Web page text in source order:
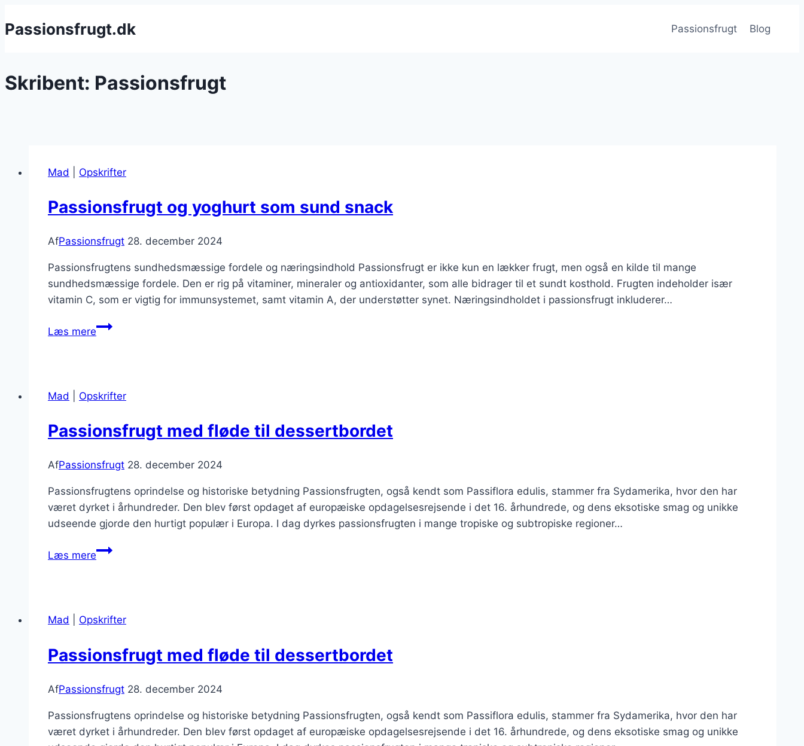
til
Passionsfrugt.dk Passionsfrugt Blog
Skribent: Passionsfrugt
Mad Opskrifter
Passionsfrugt og yoghurt som sund snack
AfPassionsfrugt 28. december 2024
Passionsfrugtens sundhedsmæssige fordele og næringsindhold Passionsfrugt er ikke kun en lækker frugt, men også en kilde til mange
sundhedsmæssige fordele. Den er rig på vitaminer, mineraler og antioxidanter, som alle bidrager til et sundt kosthold. Frugten indeholder især
vitamin C, som er vigtig for immunsystemet, samt vitamin A, der understøtter synet. Næringsindholdet i passionsfrugt inkluderer…
Læs merePassionsfrugt
sund
Mad Opskrifter
Passionsfrugt med fløde til dessertbordet
AfPassionsfrugt 28. december 2024
Passionsfrugtens oprindelse og historiske betydning Passionsfrugten, også kendt som Passiflora edulis, stammer fra Sydamerika, hvor den har
været dyrket i århundreder. Den blev først opdaget af europæiske opdagelsesrejsende i det 16. århundrede, og dens eksotiske smag og unikke
udseende gjorde den hurtigt populær i Europa. I dag dyrkes passionsfrugten i mange tropiske og subtropiske regioner…
Læs merePassionsfrugt
dessertbordet
Mad Opskrifter
Passionsfrugt med fløde til dessertbordet
AfPassionsfrugt 28. december 2024
Passionsfrugtens oprindelse og historiske betydning Passionsfrugten, også kendt som Passiflora edulis, stammer fra Sydamerika, hvor den har
været dyrket i århundreder. Den blev først opdaget af europæiske opdagelsesrejsende i det 16. århundrede, og dens eksotiske smag og unikke